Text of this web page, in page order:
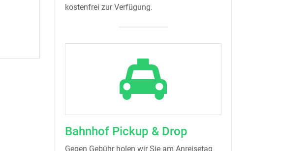
kostenfrei zur Verfügung.
Bahnhof Pickup & Drop
Gegen Gebühr holen wir Sie am Anreisetag